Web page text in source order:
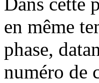
en même
phase,
numéro de